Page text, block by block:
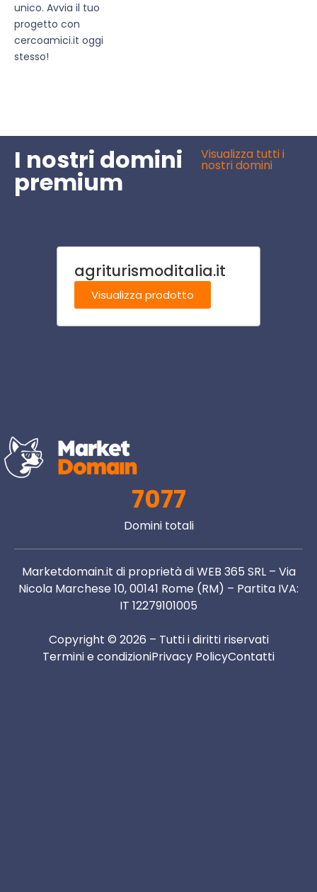
unico. Avvia il tuo
progetto con
cercoamici.it oggi
stesso!
I nostri domini
premium
Visualizza tutti i
nostri domini
agriturismoditalia.it
Visualizza prodotto
7077
Domini totali
Marketdomain.it di proprietà di WEB 365 SRL – Via
Nicola Marchese 10, 00141 Rome (RM) – Partita IVA:
IT 12279101005
Copyright © 2026 – Tutti i diritti riservati
Termini e condizioniPrivacy PolicyContatti